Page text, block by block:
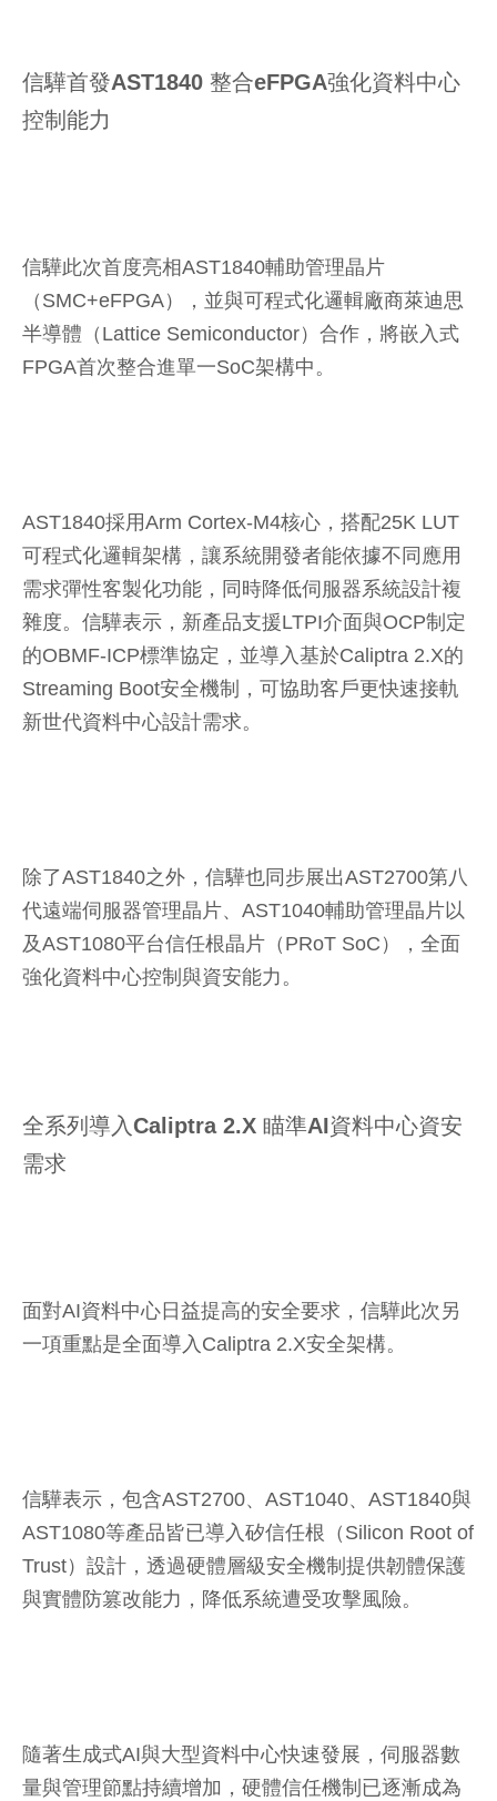
信驊首發AST1840 整合eFPGA強化資料中心
控制能力
信驊此次首度亮相AST1840輔助管理晶片
（SMC+eFPGA），並與可程式化邏輯廠商萊迪思
半導體（Lattice Semiconductor）合作，將嵌入式
FPGA首次整合進單一SoC架構中。
AST1840採用Arm Cortex-M4核心，搭配25K LUT
可程式化邏輯架構，讓系統開發者能依據不同應用
需求彈性客製化功能，同時降低伺服器系統設計複
雜度。信驊表示，新產品支援LTPI介面與OCP制定
的OBMF-ICP標準協定，並導入基於Caliptra 2.X的
Streaming Boot安全機制，可協助客戶更快速接軌
新世代資料中心設計需求。
除了AST1840之外，信驊也同步展出AST2700第八
代遠端伺服器管理晶片、AST1040輔助管理晶片以
及AST1080平台信任根晶片（PRoT SoC），全面
強化資料中心控制與資安能力。
全系列導入Caliptra 2.X 瞄準AI資料中心資安
需求
面對AI資料中心日益提高的安全要求，信驊此次另
一項重點是全面導入Caliptra 2.X安全架構。
信驊表示，包含AST2700、AST1040、AST1840與
AST1080等產品皆已導入矽信任根（Silicon Root of
Trust）設計，透過硬體層級安全機制提供韌體保護
與實體防篡改能力，降低系統遭受攻擊風險。
隨著生成式AI與大型資料中心快速發展，伺服器數
量與管理節點持續增加，硬體信任機制已逐漸成為